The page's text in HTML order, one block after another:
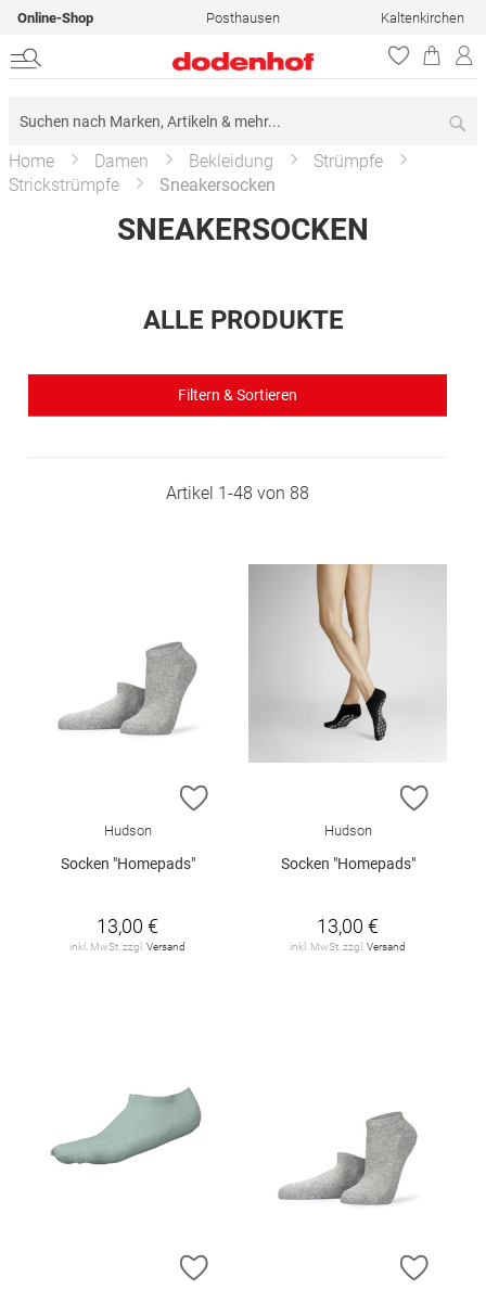
Online-Shop Posthausen Kaltenkirchen
Home Damen Bekleidung
Strümpfe
Strickstrümpfe
Sneakersocken
SNEAKERSOCKEN
ALLE PRODUKTE
Filtern & Sortieren
Artikel 1-48 von 88
ZUR WUNSCHLISTE HINZUFÜGEN
Hudson
Socken "Homepads"
13,00 €
inkl. MwSt. zzgl. Versand
ZUR
Hudson
Socken "Homepads"
13,00 €
inkl. MwSt. zzgl. Versand
ZUR WUNSCHLISTE HINZUFÜGEN
ZUR